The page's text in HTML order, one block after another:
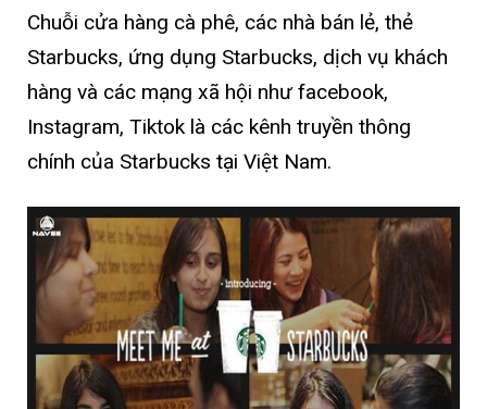
Chuỗi cửa hàng cà phê, các nhà bán lẻ, thẻ
Starbucks, ứng dụng Starbucks, dịch vụ khách
hàng và các mạng xã hội như facebook,
Instagram, Tiktok là các kênh truyền thông
chính của Starbucks tại Việt Nam.